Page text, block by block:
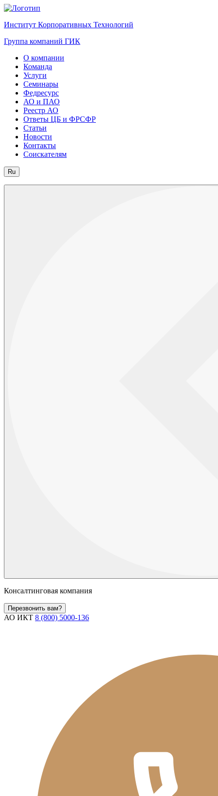
Институт Корпоративных Технологий
Группа компаний ГИК
О компании
Команда
Услуги
Семинары
Федресурс
АО и ПАО
Реестр АО
Ответы ЦБ и ФРСФР
Статьи
Новости
Контакты
Соискателям
Ru
Консалтинговая компания
Перезвонить вам?
АО ИКТ 8 (800) 5000-136